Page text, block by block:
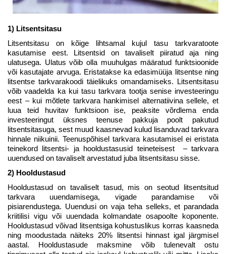
1) Litsentsitasu
Litsentsitasu on kõige lihtsamal kujul tasu tarkvaratoote
kasutamise eest. Litsentsid on tavaliselt piiratud aja ning
ulatusega. Ulatus võib olla muuhulgas määratud funktsioonide
või kasutajate arvuga. Eristatakse ka edasimüüja litsentse ning
litsentse tarkvarakoodi täielikuks omandamiseks. Litsentsitasu
võib vaadelda ka kui tasu tarkvara tootja senise investeeringu
eest – kui mõtlete tarkvara hankimisel alternatiivina sellele, et
luua teid huvitav funktsioon ise, peaksite võrdlema enda
investeeringut üksnes teenuse pakkuja poolt pakutud
litsentsitasuga, sest muud kaasnevad kulud lisanduvad tarkvara
hinnale niikuinii. Teenuspõhisel tarkvara kasutamisel ei eristata
teinekord litsentsi- ja hooldustasusid teineteisest – tarkvara
uuendused on tavaliselt arvestatud juba litsentsitasu sisse.
2) Hooldustasud
Hooldustasud on tavaliselt tasud, mis on seotud litsentsitud
tarkvara uuendamisega, vigade parandamise või
pisiarendustega. Uuendusi on vaja teha selleks, et parandada
kriitilisi vigu või uuendada kolmandate osapoolte koponente.
Hooldustasud võivad litsentsiga kohustuslikus korras kaasneda
ning moodustada näiteks 20% litsentsi hinnast igal järgmisel
aastal. Hooldustasude maksmine võib tulenevalt ostu